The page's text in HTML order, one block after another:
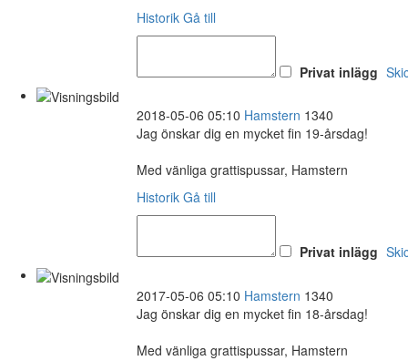
Historik Gå till
Privat inlägg
2018-05-06 05:10 Hamstern 1340
Jag önskar dig en mycket fin 19-årsdag!
Med vänliga grattispussar, Hamstern
Historik Gå till
Privat inlägg
2017-05-06 05:10 Hamstern 1340
Jag önskar dig en mycket fin 18-årsdag!
Med vänliga grattispussar, Hamstern